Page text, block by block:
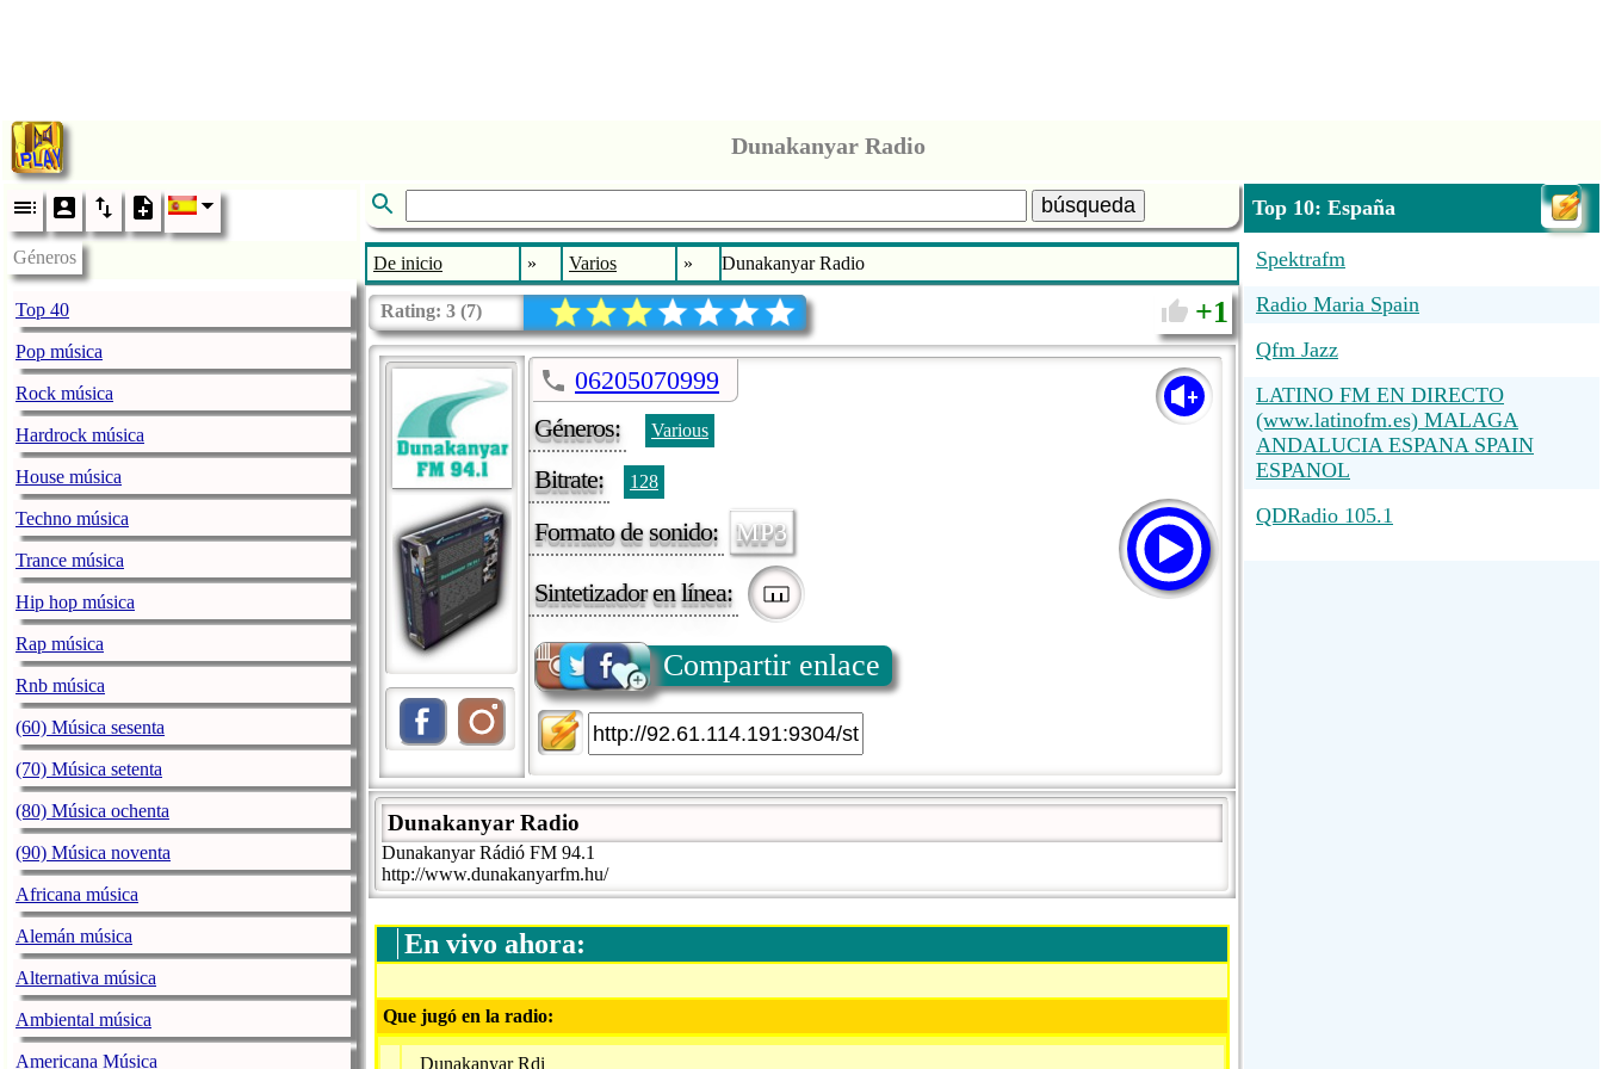
Dunakanyar Radio
Géneros
Top 40
Pop música
Rock música
Hardrock música
House música
Techno música
Trance música
Hip hop música
Rap música
Rnb música
(60) Música sesenta
(70) Música setenta
(80) Música ochenta
(90) Música noventa
Africana música
Alemán música
Alternativa música
Ambiental música
Americana Música
búsqueda
De inicio » Varios » Dunakanyar Radio
Rating: 3 (7) 1
06205070999
Géneros:
Various
Bitrate: 128
Formato de sonido: MP3
Sintetizador en línea:
Compartir enlace
Dunakanyar Radio
Dunakanyar Rádió FM 94.1
http://www.dunakanyarfm.hu/
En vivo ahora:
Que jugó en la radio:
Dunakanyar Rdi
Top 10: España
Spektrafm
Radio Maria Spain
Qfm Jazz
LATINO FM EN DIRECTO
(www.latinofm.es) MALAGA
ANDALUCIA ESPANA SPAIN
ESPANOL
QDRadio 105.1